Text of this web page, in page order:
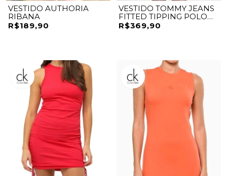
VESTIDO AUTHORIA
RIBANA
R$189,90
VESTIDO TOMMY JEANS
FITTED TIPPING POLO
DRESS SLIM FIT
R$369,90